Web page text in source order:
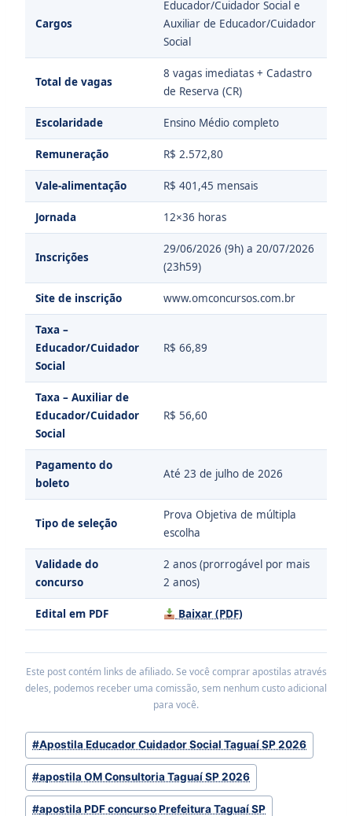
Cargos
Educador/Cuidador Social e
Auxiliar de Educador/Cuidador
Social
Total de vagas
8 vagas imediatas + Cadastro
de Reserva (CR)
Escolaridade Ensino Médio completo
Remuneração R$ 2.572,80
Vale-alimentação R$ 401,45 mensais
Jornada 12×36 horas
Inscrições
29/06/2026 (9h) a 20/07/2026
(23h59)
Site de inscrição www.omconcursos.com.br
Taxa –
Educador/Cuidador
Social
R$ 66,89
Taxa – Auxiliar de
Educador/Cuidador
Social
R$ 56,60
Pagamento do
boleto
Até 23 de julho de 2026
Tipo de seleção
Prova Objetiva de múltipla
escolha
Validade do
concurso
2 anos (prorrogável por mais
2 anos)
Edital em PDF Baixar (PDF)
Este post contém links de afiliado. Se você comprar apostilas através
deles, podemos receber uma comissão, sem nenhum custo adicional
para você.
Tags
do
Post:
#Apostila Educador Cuidador Social Taguaí SP 2026
#apostila OM Consultoria Taguaí SP 2026
#apostila PDF concurso Prefeitura Taguaí SP